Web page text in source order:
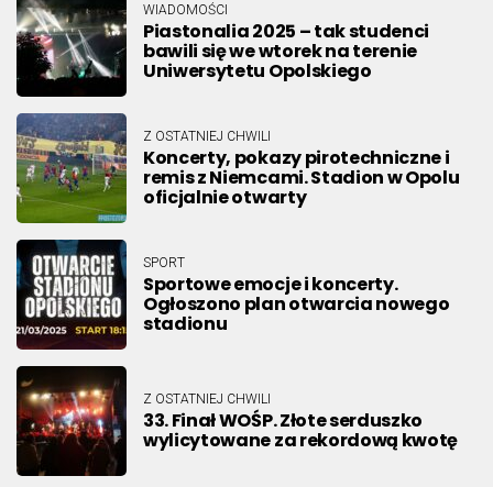
WIADOMOŚCI
Piastonalia 2025 – tak studenci
bawili się we wtorek na terenie
Uniwersytetu Opolskiego
Z OSTATNIEJ CHWILI
Koncerty, pokazy pirotechniczne i
remis z Niemcami. Stadion w Opolu
oficjalnie otwarty
SPORT
Sportowe emocje i koncerty.
Ogłoszono plan otwarcia nowego
stadionu
Z OSTATNIEJ CHWILI
33. Finał WOŚP. Złote serduszko
wylicytowane za rekordową kwotę